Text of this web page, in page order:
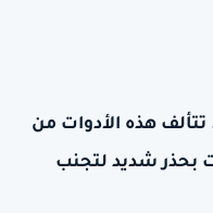
هذه الأدوات من
بحذر شديد لتجنب